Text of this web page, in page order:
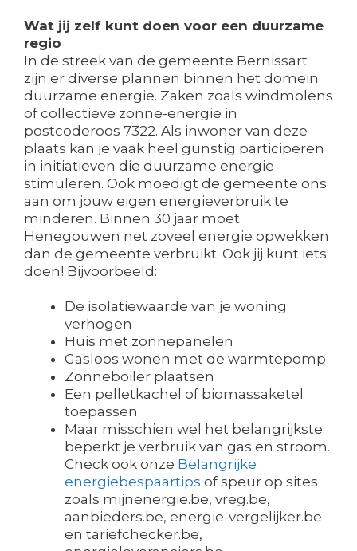
Wat jij zelf kunt doen voor een duurzame
regio
In de streek van de gemeente Bernissart
zijn er diverse plannen binnen het domein
duurzame energie. Zaken zoals windmolens
of collectieve zonne-energie in
postcoderoos 7322. Als inwoner van deze
plaats kan je vaak heel gunstig participeren
in initiatieven die duurzame energie
stimuleren. Ook moedigt de gemeente ons
aan om jouw eigen energieverbruik te
minderen. Binnen 30 jaar moet
Henegouwen net zoveel energie opwekken
dan de gemeente verbruikt. Ook jij kunt iets
doen! Bijvoorbeeld:
De isolatiewaarde van je woning
verhogen
Huis met zonnepanelen
Gasloos wonen met de warmtepomp
Zonneboiler plaatsen
Een pelletkachel of biomassaketel
toepassen
Maar misschien wel het belangrijkste:
beperkt je verbruik van gas en stroom.
Check ook onze Belangrijke
energiebespaartips of speur op sites
zoals mijnenergie.be, vreg.be,
aanbieders.be, energie-vergelijker.be
en tariefchecker.be,